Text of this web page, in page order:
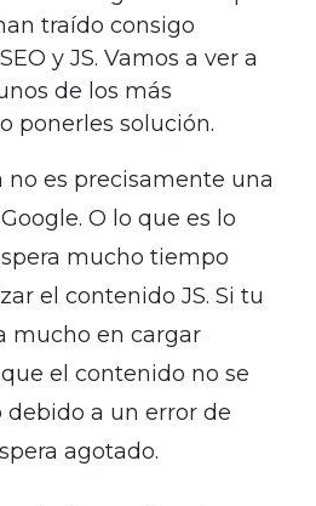
traído consigo
y JS. Vamos a ver a
de los más
ponerles solución.
no es precisamente una
O lo que es lo
mucho tiempo
el contenido JS. Si tu
mucho en cargar
el contenido no se
debido a un error de
agotado.